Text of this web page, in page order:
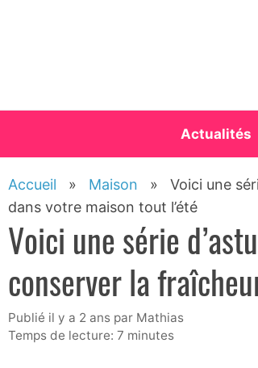
Actualités
Accueil » Maison » Voici une
dans votre maison tout l’été
Voici une série
conserver la
publié il y a 2 ans par Mathias
Temps de lecture: 7 minutes